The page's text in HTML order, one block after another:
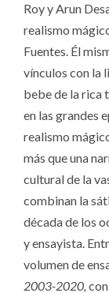
Roy y Arun
realismo
Fuentes. Él
vínculos con la
bebe de la rica
en las grandes
realismo
más que una
cultural de la
combinan la
década de los
y ensayista.
volumen de
2003-2020,